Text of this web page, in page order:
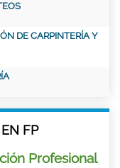
DE CARPINTERÍA Y
FP
Profesional